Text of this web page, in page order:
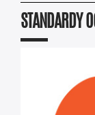
STANDARDY